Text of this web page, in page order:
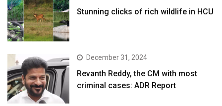
Stunning clicks of rich wildlife in HCU
December 31, 2024
Revanth Reddy, the CM with most
criminal cases: ADR Report